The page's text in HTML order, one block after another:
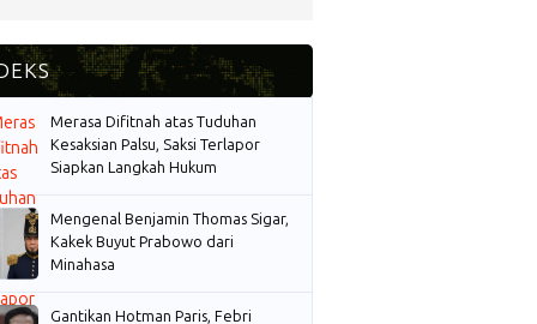
Merasa Difitnah atas Tuduhan
Kesaksian Palsu, Saksi Terlapor
Siapkan Langkah Hukum
Mengenal Benjamin Thomas Sigar,
Kakek Buyut Prabowo dari
Minahasa
Gantikan Hotman Paris, Febri